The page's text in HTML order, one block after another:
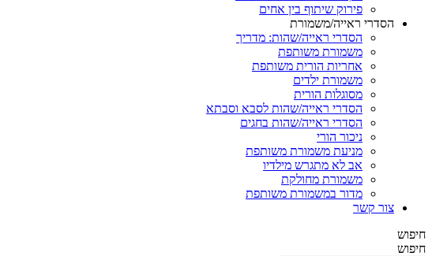
פירוק שיתוף בין אחים
הסדרי ראייה/משמורת
הסדרי ראייה/שהות: מדריך
משמורת משותפת
אחריות הורית משותפת
משמורת ילדים
מסוגלות הורית
הסדרי ראייה/שהות לסבא וסבתא
הסדרי ראייה/שהות בחגים
ניכור הורי
מניעת משמורת משותפת
אב לא מתגרש מילדיו
משמורת מחולקת
מדור במשמורת משותפת
צור קשר
חיפוש
חיפוש